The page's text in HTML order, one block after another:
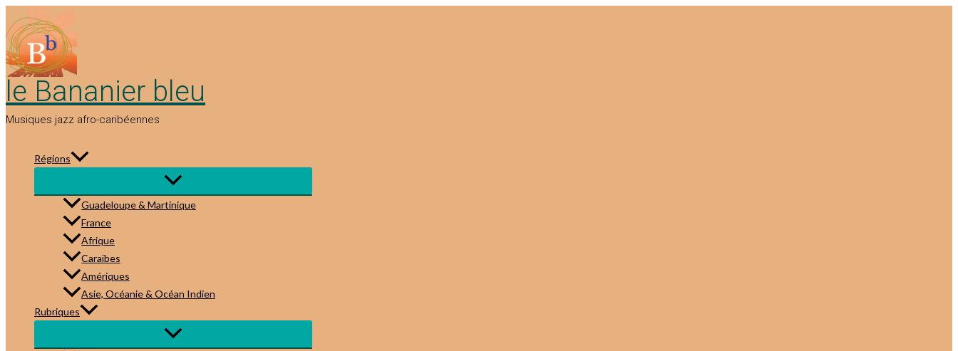
au
contenu
le Bananier bleu
Musiques jazz afro-caribéennes
Régions
Guadeloupe & Martinique
France
Afrique
Caraïbes
Amériques
Asie, Océanie & Océan Indien
Rubriques